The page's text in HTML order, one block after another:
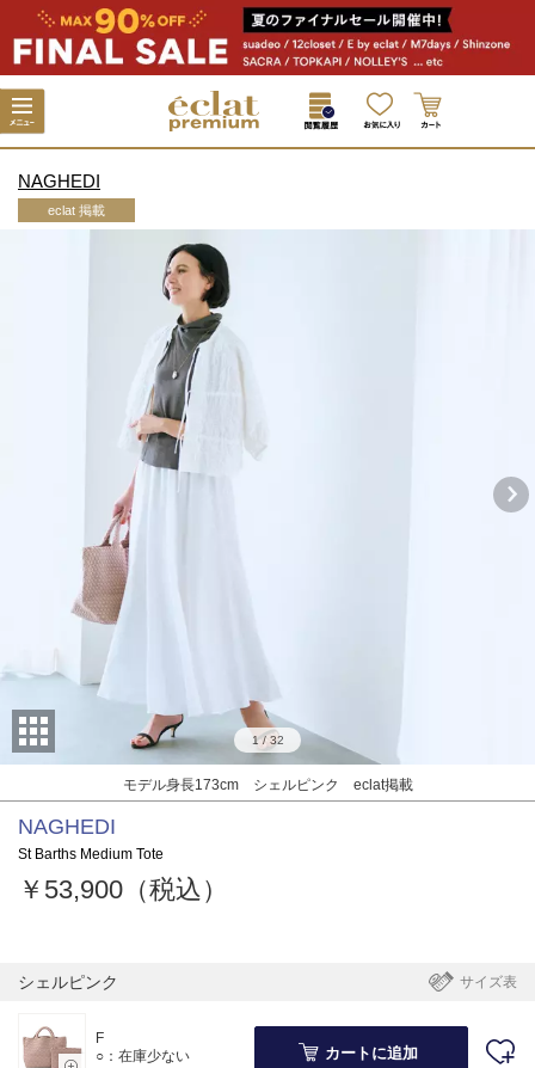
NAGHEDI
eclat 掲載
1/ 32
モデル身長173cm シェルピンク eclat掲載
NAGHEDI
St Barths Medium Tote
￥53,900（税込）
サイズ表
シェルピンク
F
○：在庫少ない
カートに追加